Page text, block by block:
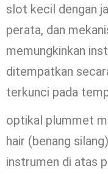
slot kecil dengan
perata, dan
memungkinkan
ditempatkan
terkunci pada
optikal plummet
hair (benang
instrumen di atas